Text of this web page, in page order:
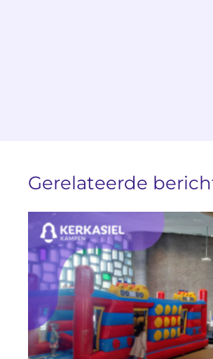
Gerelateerde